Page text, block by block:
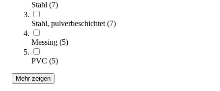
Stahl (7)
Stahl, pulverbeschichtet (7)
Messing (5)
PVC (5)
Mehr zeigen
Sortieren nach